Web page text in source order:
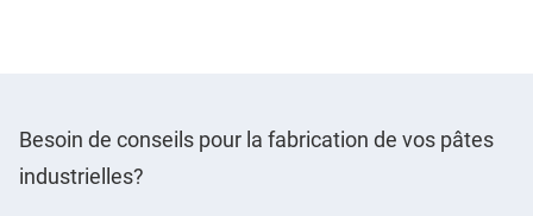
Besoin de conseils pour la fabrication de vos pâtes
industrielles?